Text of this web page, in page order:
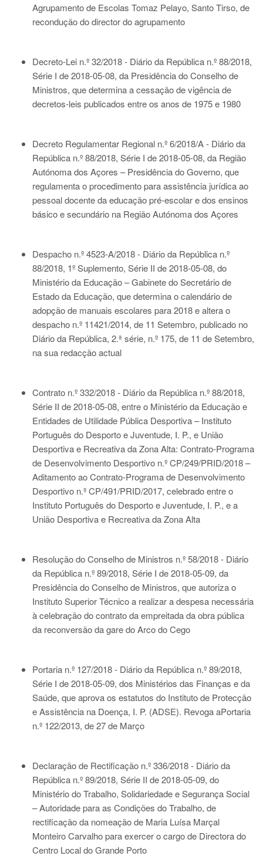
Agrupamento de Escolas Tomaz Pelayo, Santo Tirso, de
recondução do director do agrupamento
Decreto-Lei n.º 32/2018 - Diário da República n.º 88/2018,
Série I de 2018-05-08, da Presidência do Conselho de
Ministros, que determina a cessação de vigência de
decretos-leis publicados entre os anos de 1975 e 1980
Decreto Regulamentar Regional n.º 6/2018/A - Diário da
República n.º 88/2018, Série I de 2018-05-08, da Região
Autónoma dos Açores – Presidência do Governo, que
regulamenta o procedimento para assistência jurídica ao
pessoal docente da educação pré-escolar e dos ensinos
básico e secundário na Região Autónoma dos Açores
Despacho n.º 4523-A/2018 - Diário da República n.º
88/2018, 1º Suplemento, Série II de 2018-05-08, do
Ministério da Educação – Gabinete do Secretário de
Estado da Educação, que determina o calendário de
adopção de manuais escolares para 2018 e altera o
despacho n.º 11421/2014, de 11 Setembro, publicado no
Diário da República, 2.ª série, n.º 175, de 11 de Setembro,
na sua redacção actual
Contrato n.º 332/2018 - Diário da República n.º 88/2018,
Série II de 2018-05-08, entre o Ministério da Educação e
Entidades de Utilidade Pública Desportiva – Instituto
Português do Desporto e Juventude, I. P., e União
Desportiva e Recreativa da Zona Alta: Contrato-Programa
de Desenvolvimento Desportivo n.º CP/249/PRID/2018 –
Aditamento ao Contrato-Programa de Desenvolvimento
Desportivo n.º CP/491/PRID/2017, celebrado entre o
Instituto Português do Desporto e Juventude, I. P., e a
União Desportiva e Recreativa da Zona Alta
Resolução do Conselho de Ministros n.º 58/2018 - Diário
da República n.º 89/2018, Série I de 2018-05-09, da
Presidência do Conselho de Ministros, que autoriza o
Instituto Superior Técnico a realizar a despesa necessária
à celebração do contrato da empreitada da obra pública
da reconversão da gare do Arco do Cego
Portaria n.º 127/2018 - Diário da República n.º 89/2018,
Série I de 2018-05-09, dos Ministérios das Finanças e da
Saúde, que aprova os estatutos do Instituto de Protecção
e Assistência na Doença, I. P. (ADSE). Revoga aPortaria
n.º 122/2013, de 27 de Março
Declaração de Rectificação n.º 336/2018 - Diário da
República n.º 89/2018, Série II de 2018-05-09, do
Ministério do Trabalho, Solidariedade e Segurança Social
– Autoridade para as Condições do Trabalho, de
rectificação da nomeação de Maria Luísa Marçal
Monteiro Carvalho para exercer o cargo de Directora do
Centro Local do Grande Porto